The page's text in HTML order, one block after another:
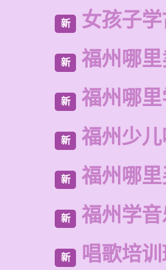
新 女孩子
新 福州哪
新 福州哪
新 福州少
新 福州哪
新 福州学
新 唱歌培